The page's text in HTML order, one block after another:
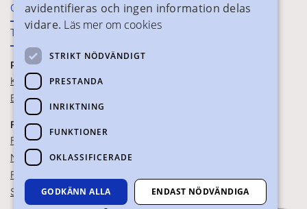
Om webbplatsen
Tillgänglighet
PRAKTISK INFORMATION
Kontaktuppgifter
Blanketter
FÖR SKOLPERSONAL
För SYV
Nationella studievägskoder
För gymnasieskolor
Skolportalen
avidentifieras och ingen information delas
vidare. Läs mer om cookies
STRIKT NÖDVÄNDIGT
PRESTANDA
INRIKTNING
FUNKTIONER
OKLASSIFICERADE
GODKÄNN ALLA
ENDAST NÖDVÄNDIGA